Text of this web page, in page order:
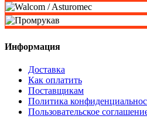
Информация
Доставка
Как оплатить
Поставщикам
Политика
Пользовательское